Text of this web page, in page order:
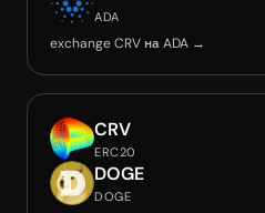
ADA
exchange CRV на ADA →
CRV
ERC20
DOGE
DOGE